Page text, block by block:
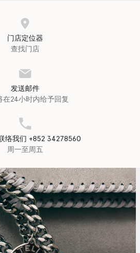
门店定位器
查找门店
发送邮件
在24小时内给予回复
络我们 +852 34278560
周一至周五